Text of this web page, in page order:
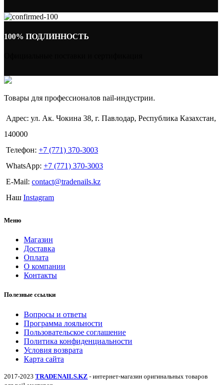
100% ПОДЛИННОСТЬ
Товары для профессионалов nail-индустрии.
Адрес: ул. Ак. Чокина 38, г. Павлодар, Республика Казахстан,
140000
Телефон: +7 (771) 370-3003
WhatsApp: +7 (771) 370-3003
E-Mail: contact@tradenails.kz
Наш Instagram
Меню
Магазин
Доставка
Оплата
О компании
Контакты
Полезные ссылки
Вопросы и ответы
Программа лояльности
Пользовательское соглашение
Политика конфиденциальности
Условия возврата
Карта сайта
2017-2023 TRADENAILS.KZ - интернет-магазин оригинальных товаров